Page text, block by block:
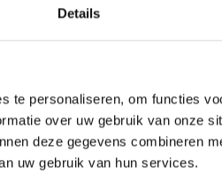
Details
te personaliseren, om functies
over uw gebruik van onze
deze gegevens combineren
uw gebruik van hun services.